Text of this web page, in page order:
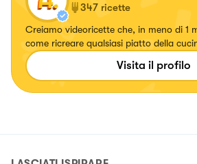
347 ricette
Creiamo videoricette che, in meno di 1
come ricreare qualsiasi piatto della
Visita il profilo